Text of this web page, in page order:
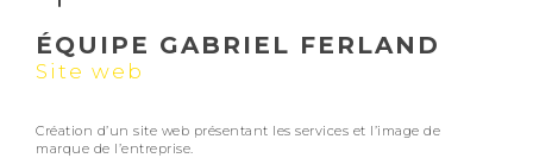
ÉQUIPE GABRIEL FERLAND
Site web
Création d’un site web présentant les services et l’image de
marque de l’entreprise.